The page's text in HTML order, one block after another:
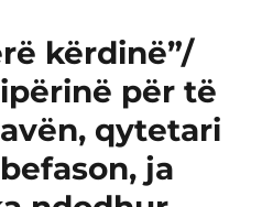
kërdinë”/
për të
qytetari
ja